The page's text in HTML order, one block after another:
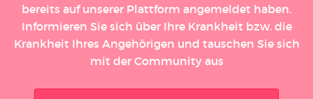
bereits auf unserer Plattform angemeldet haben.
Informieren Sie sich über Ihre Krankheit bzw. die
Krankheit Ihres Angehörigen und tauschen Sie sich
mit der Community aus